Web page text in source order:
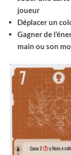
joueur
Déplacer un
Gagner de
main ou son